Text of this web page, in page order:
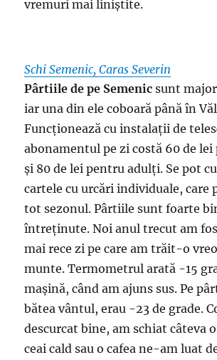
vremuri mai liniștite.
Schi Semenic, Caras Severin
Pârtiile de pe Semenic sunt
iar una din ele coboară până în
Funcționează cu instalații de
abonamentul pe zi costă 60 de
și 80 de lei pentru adulți. Se pot
cartele cu urcări individuale, care
tot sezonul. Pârtiile sunt foarte
întreținute. Noi anul trecut am
mai rece zi pe care am trăit-o
munte. Termometrul arată -15
mașină, când am ajuns sus. Pe
bătea vântul, erau -23 de grade.
descurcat bine, am schiat câteva
ceai cald sau o cafea ne-am luat